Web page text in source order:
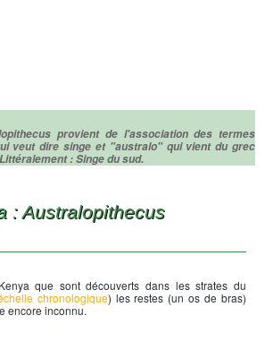
provient de l'association des termes
veut dire singe et "australo" qui vient du grec
: Singe du sud.
: Australopithecus
que sont découverts dans les strates du
chronologique) les restes (un os de bras)
encore inconnu.